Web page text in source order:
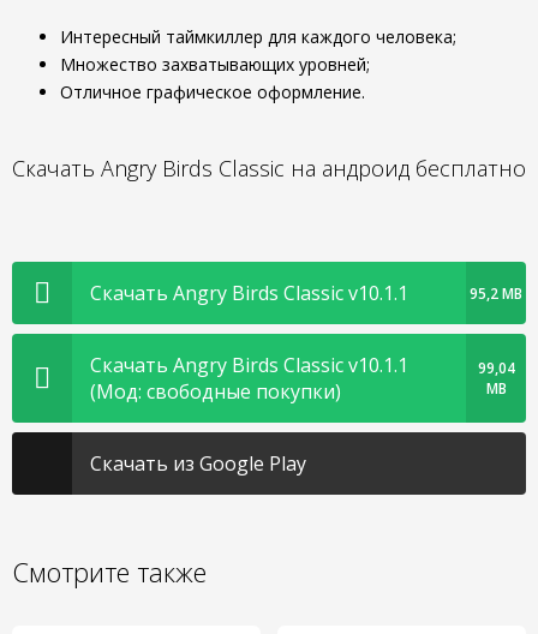
Интересный таймкиллер для каждого человека;
Множество захватывающих уровней;
Отличное графическое оформление.
Скачать Angry Birds Classic на андроид бесплатно
Скачать Angry Birds Classic v10.1.1 95,2 MB
Скачать Angry Birds Classic v10.1.1
(Мод: свободные покупки)
99,04
MB
Скачать из Google Play
Смотрите также